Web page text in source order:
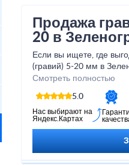
Продажа
20 в
Если вы ищете, где
(гравий) 5-20 мм в
крупного поставщика
материалов –
Мы реализуем щебень
известняковый
розницу напрямую из
Смотреть полностью
5.0
Нас выбирают на
Яндекс.Картах